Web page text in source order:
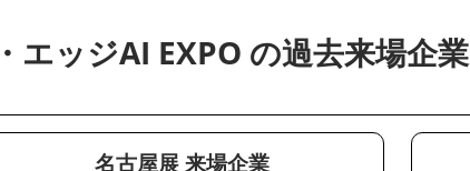
エッジAI EXPO の過去来場企業
名古屋展 来場企業